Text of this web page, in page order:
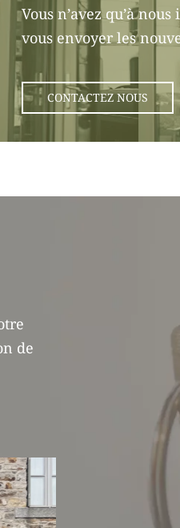
Vous n’avez qu’à
vous envoyer les
CONTACTEZ NOUS
de